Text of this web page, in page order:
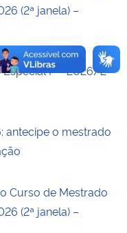
(2ª janela) –
Especial I — 2026/2
antecipe o mestrado
Curso de Mestrado
(2ª janela) –